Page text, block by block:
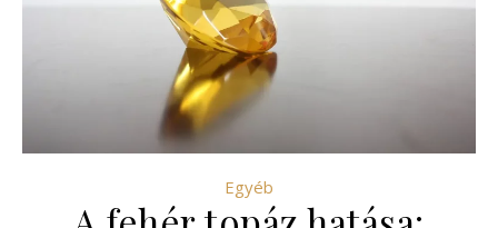
Egyéb